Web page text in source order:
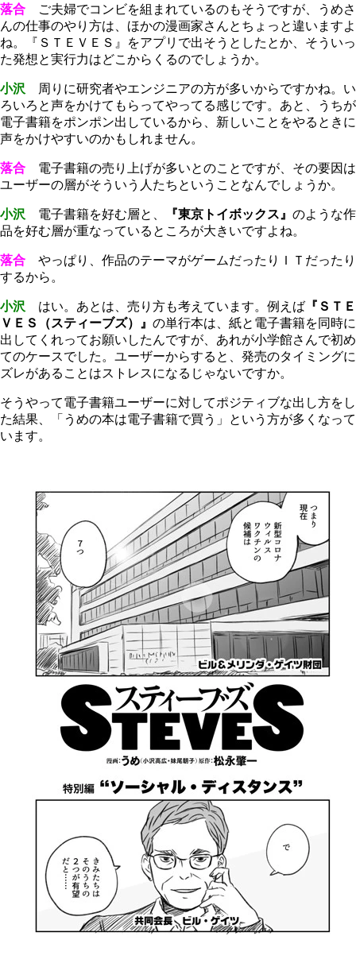
落合 ご夫婦でコンビを組まれているのもそうですが、うめさ
んの仕事のやり方は、ほかの漫画家さんとちょっと違いますよ
ね。『ＳＴＥＶＥＳ』をアプリで出そうとしたとか、そういっ
た発想と実行力はどこからくるのでしょうか。
小沢 周りに研究者やエンジニアの方が多いからですかね。い
ろいろと声をかけてもらってやってる感じです。あと、うちが
電子書籍をポンポン出しているから、新しいことをやるときに
声をかけやすいのかもしれません。
落合 電子書籍の売り上げが多いとのことですが、その要因は
ユーザーの層がそういう人たちということなんでしょうか。
小沢 電子書籍を好む層と、 『東京トイボックス』 のような作
品を好む層が重なっているところが大きいですよね。
落合 やっぱり、作品のテーマがゲームだったりＩＴだったり
するから。
小沢 はい。あとは、売り方も考えています。例えば 『ＳＴＥ
ＶＥＳ（スティーブズ）』 の単行本は、紙と電子書籍を同時に
出してくれってお願いしたんですが、あれが小学館さんで初め
てのケースでした。ユーザーからすると、発売のタイミングに
ズレがあることはストレスになるじゃないですか。
そうやって電子書籍ユーザーに対してポジティブな出し方をし
た結果、「うめの本は電子書籍で買う」という方が多くなって
います。